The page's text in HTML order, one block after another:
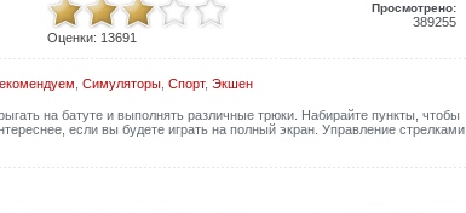
Оценки: 13691
Просмотрено:
389255
Симуляторы, Спорт, Экшен
на батуте и выполнять различные трюки. Набирайте пункты, чтобы
если вы будете играть на полный экран. Управление стрелками